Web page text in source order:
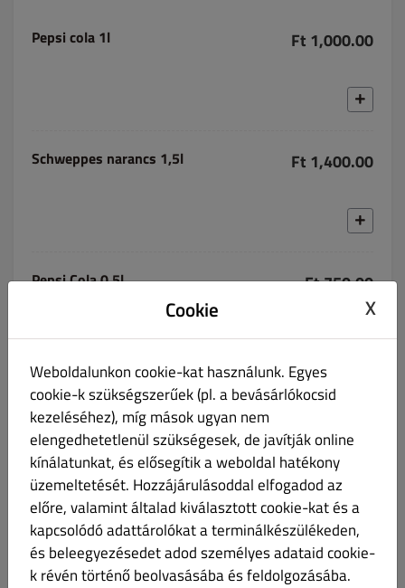
Pepsi cola 1l Ft 1,000.00
Schweppes narancs 1,5l Ft 1,400.00
Pepsi Cola 0,5l Ft 750.00
Schweppes narancs 0,5l Ft 750.00
Pepsi Zero cola 0,5l Ft 750.00
Cookie X
Weboldalunkon cookie-kat használunk. Egyes
cookie-k szükségszerűek (pl. a bevásárlókocsid
kezeléséhez), míg mások ugyan nem
elengedhetetlenül szükségesek, de javítják online
kínálatunkat, és elősegítik a weboldal hatékony
üzemeltetését. Hozzájárulásoddal elfogadod az
előre, valamint általad kiválasztott cookie-kat és a
kapcsolódó adattárolókat a terminálkészülékeden,
és beleegyezésedet adod személyes adataid cookie-
k révén történő beolvasásába és feldolgozásába.